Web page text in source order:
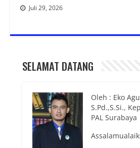
Juli 29, 2026
SELAMAT DATANG
Oleh : Eko
S.Pd.,S.Si.,
PAL Surabaya